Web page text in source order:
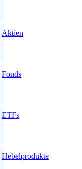
Aktien
Fonds
ETFs
Hebelprodukte